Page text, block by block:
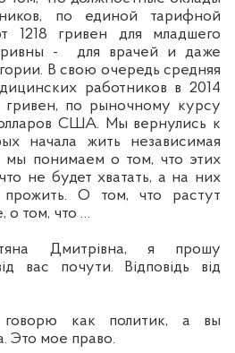
по единой тарифной
1218 гривен для младшего
-
для врачей и даже
В свою очередь средняя
работников в 2014
гривен, по рыночному курсу
США. Мы вернулись к
начала жить независимая
мы понимаем о том, что этих
не будет хватать, а на них
прожить. О том, что растут
о том, что …
Дмитрівна, я прошу
вас почути. Відповідь від
как политик, а вы
Это мое право.